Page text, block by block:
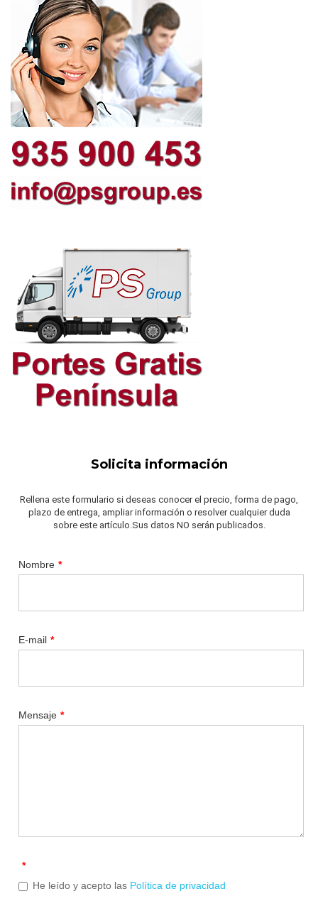
Solicita información
Rellena este formulario si deseas conocer el precio, forma de pago,
plazo de entrega, ampliar información o resolver cualquier duda
sobre este artículo.Sus datos NO serán publicados.
Nombre *
E-mail *
Mensaje *
*
He leído y acepto las Política de privacidad